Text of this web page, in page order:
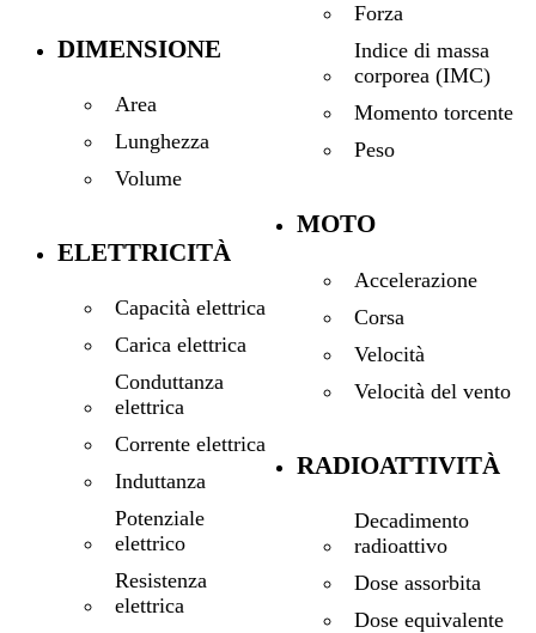
DIMENSIONE
Area
Lunghezza
Volume
ELETTRICITÀ
Capacità elettrica
Carica elettrica
Conduttanza
elettrica
Corrente elettrica
Induttanza
Potenziale
elettrico
Resistenza
elettrica
Forza
Indice di massa
corporea (IMC)
Momento torcente
Peso
MOTO
Accelerazione
Corsa
Velocità
Velocità del vento
RADIOATTIVITÀ
Decadimento
radioattivo
Dose assorbita
Dose equivalente